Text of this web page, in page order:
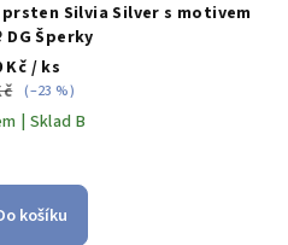
Silvia Silver s motivem
DG Šperky
Kč/ ks
(–23 %)
| Sklad B
košíku